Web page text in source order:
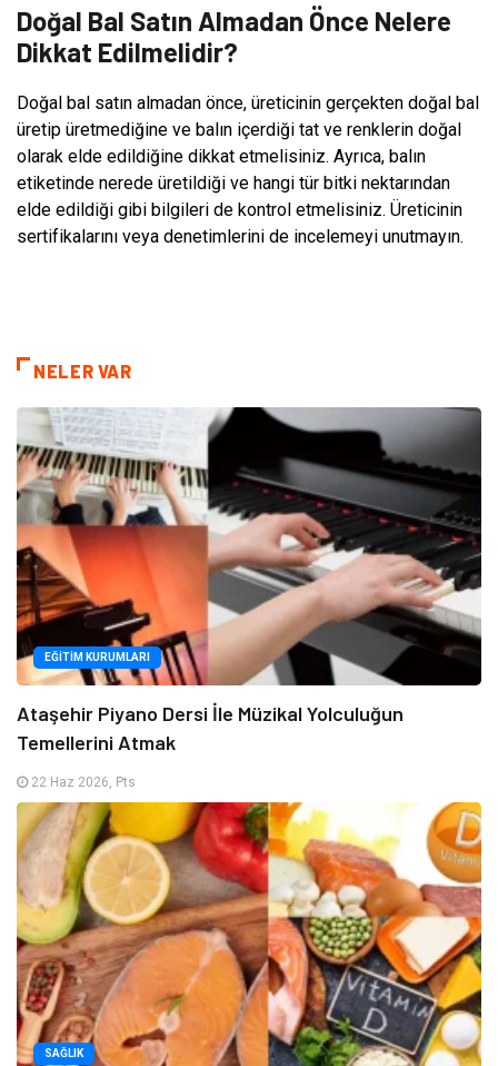
Doğal Bal Satın Almadan Önce Nelere
Dikkat Edilmelidir?
Doğal bal satın almadan önce, üreticinin gerçekten doğal bal
üretip üretmediğine ve balın içerdiği tat ve renklerin doğal
olarak elde edildiğine dikkat etmelisiniz. Ayrıca, balın
etiketinde nerede üretildiği ve hangi tür bitki nektarından
elde edildiği gibi bilgileri de kontrol etmelisiniz. Üreticinin
sertifikalarını veya denetimlerini de incelemeyi unutmayın.
NELER VAR
EĞITIM KURUMLARI
Ataşehir Piyano Dersi İle Müzikal Yolculuğun
Temellerini Atmak
22 Haz 2026, Pts
SAĞLIK